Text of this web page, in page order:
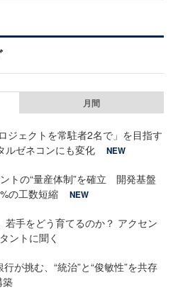
月間
ジェクトを常駐者2名で」を目指す
ルゼネコンにも変化
NEW
トの“量産体制”を確立 開発基盤
の工数短縮
NEW
若手をどう育てるのか？ アクセン
ントに聞く
が挑む、“統治”と“俊敏性”を共存
築